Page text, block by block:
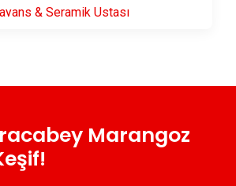
& Seramik Ustası
Hizmetleri
Yapımı
& Doğal Taş
Marangoz